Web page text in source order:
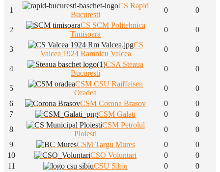
1
CS Rapid
Bucuresti
0 0
2
CS SCM Politehnica
Timisoara
0 0
3
CS
Valcea 1924 Ramnicu Valcea
0 0
4
CSA Steaua
Bucuresti
0 0
5
CSM CSU Raiffeisen
Oradea
0
0
6
CSM Corona Brasov 0
0
7
CSM Galati 0
0
8
CSM Petrolul
Ploiesti
0
0
9
CSM Targu Mures 0
0
10
CSO Voluntari 0
0
11
CSU Sibiu 0
0